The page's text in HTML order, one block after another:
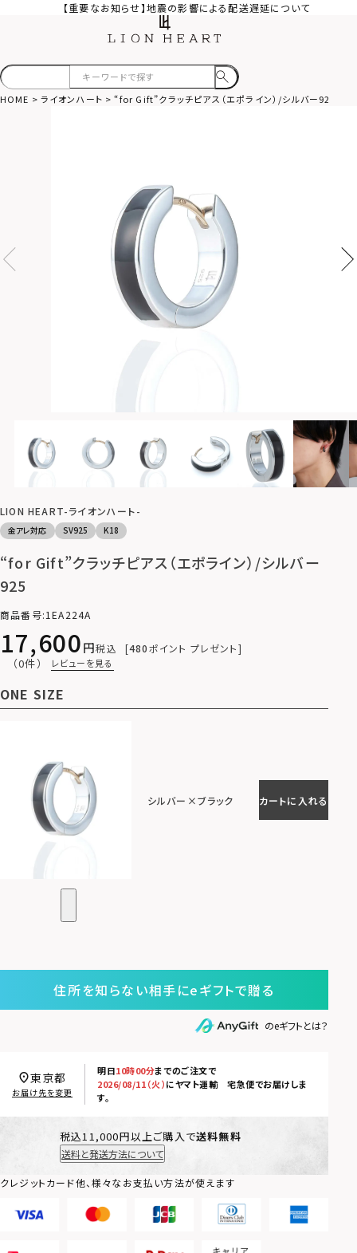
【重要なお知らせ】地震の影響による配送遅延について
HOME ライオンハート “for Gift”クラッチピアス（エポライン）/シルバー925
LION HEART-ライオンハート-
金アレ対応 SV925 K18
“for Gift”クラッチピアス（エポライン）/シルバー
925
商品番号 1EA224A
17,600 税込 480ポイント プレゼント
（0件） レビューを見る
ONE SIZE
シルバー×ブラック カートに入れる
住所を知らない相手にeギフトで贈る
のeギフトとは？
明日10時00分までのご注文で
2026/08/11（火）にヤマト運輸 宅急便でお届けしま
す。
東京都
お届け先を変更
税込11,000円以上ご購入で送料無料
送料と発送方法について
クレジットカード他、様々なお支払い方法が使えます